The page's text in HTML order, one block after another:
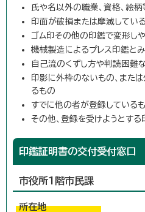
氏や名以外の職業、資格、絵
印面が破損または摩滅してい
ゴム印その他の印鑑で変形し
機械製造によるプレス印鑑と
自己流のくずし方や判読困難
印影に外枠のないもの、また
るもの
すでに他の者が登録している
その他、登録を受けようとす
印鑑証明書の交付受付窓口
市役所1階市民課
所在地